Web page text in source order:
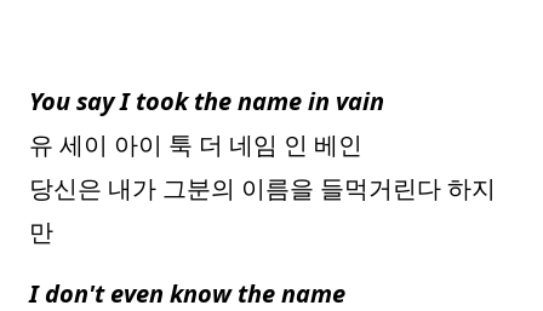
You say I took the name in vain
유 세이 아이 툭 더 네임 인 베인
당신은 내가 그분의 이름을 들먹거린다 하지
만
I don't even know the name